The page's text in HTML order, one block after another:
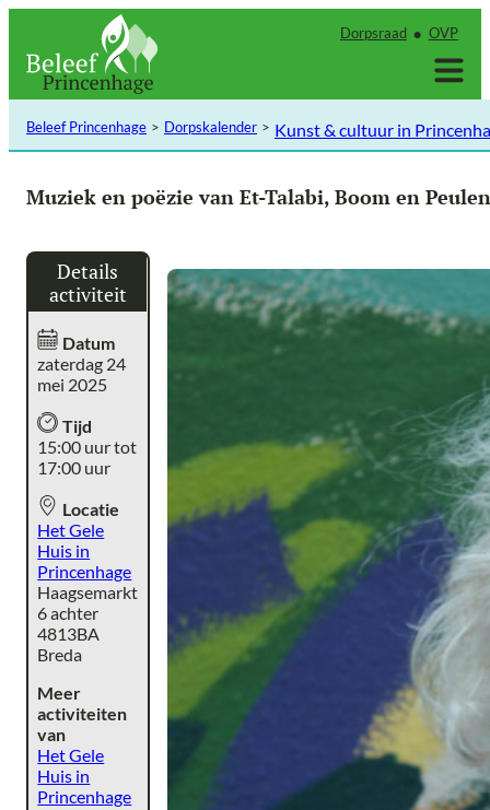
inhoud
Dorpsraad OVP
Beleef Princenhage Dorpskalender Kunst & cultuur in
Muziek en poëzie van Et-Talabi, Boom en Peulen
Details
activiteit
Datum
zaterdag 24
mei 2025
Tijd
15:00 uur tot
17:00 uur
Locatie
Het Gele
Huis in
Princenhage
Haagsemarkt
6 achter
4813BA
Breda
Meer
activiteiten
van
Het Gele
Huis in
Princenhage